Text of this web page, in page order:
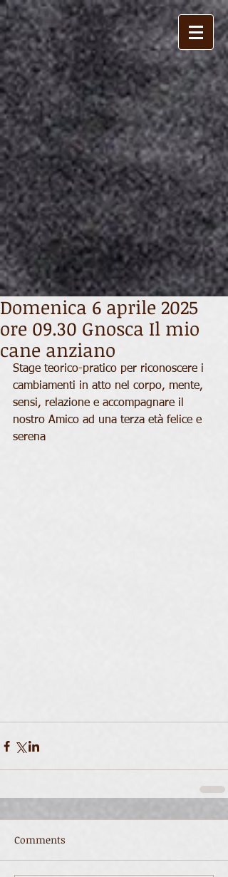
Domenica 6 aprile 2025
ore 09.30 Gnosca Il mio
cane anziano
Stage teorico-pratico per riconoscere i
cambiamenti in atto nel corpo, mente,
sensi, relazione e accompagnare il
nostro Amico ad una terza età felice e
serena
Comments